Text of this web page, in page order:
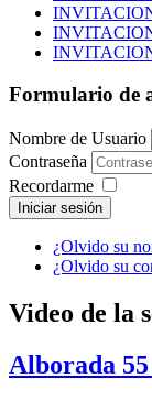
Formulario de
Nombre de Usuario
Contraseña
Recordarme
Iniciar sesión
¿Olvido su
¿Olvido su
Video de la
Alborada